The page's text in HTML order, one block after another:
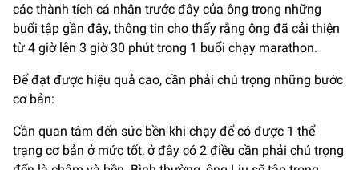
các thành tích cá nhân trước đây của ông trong những
buổi tập gần đây, thông tin cho thấy rằng ông đã cải thiện
từ 4 giờ lên 3 giờ 30 phút trong 1 buổi chạy marathon.
Để đạt được hiệu quả cao, cần phải chú trọng những bước
cơ bản:
Cần quan tâm đến sức bền khi chạy để có được 1 thể
trạng cơ bản ở mức tốt, ở đây có 2 điều cần phải chú trọng